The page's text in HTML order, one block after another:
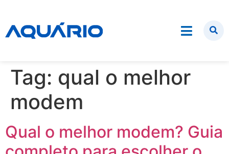
Tag: qual o melhor
modem
Qual o melhor modem? Guia